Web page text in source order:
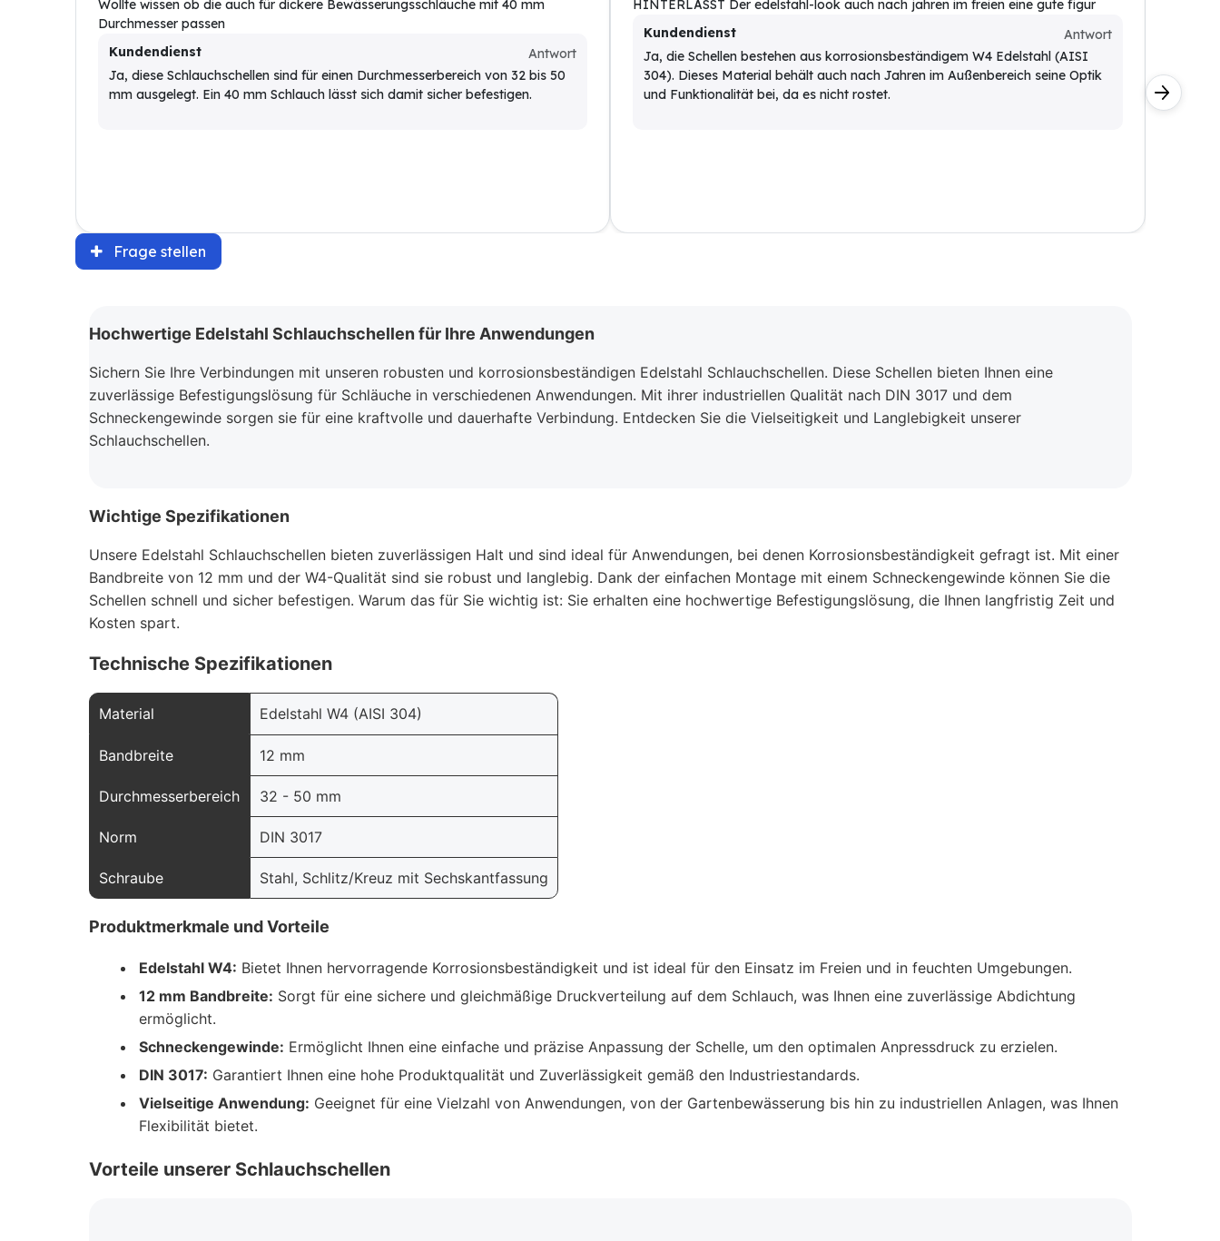
Wollte wissen ob die auch für dickere Bewässerungsschläuche mit 40 mm
Durchmesser passen
Kundendienst
Antwort
Ja, diese Schlauchschellen sind für einen Durchmesserbereich von 32 bis 50
mm ausgelegt. Ein 40 mm Schlauch lässt sich damit sicher befestigen.
HINTERLÄSST Der edelstahl-look auch nach jahren im freien eine gute figur
Kundendienst
Antwort
Ja, die Schellen bestehen aus korrosionsbeständigem W4 Edelstahl (AISI
304). Dieses Material behält auch nach Jahren im Außenbereich seine Optik
und Funktionalität bei, da es nicht rostet.
Frage stellen
Hochwertige Edelstahl Schlauchschellen für Ihre Anwendungen
Sichern Sie Ihre Verbindungen mit unseren robusten und korrosionsbeständigen Edelstahl Schlauchschellen. Diese Schellen bieten Ihnen eine
zuverlässige Befestigungslösung für Schläuche in verschiedenen Anwendungen. Mit ihrer industriellen Qualität nach DIN 3017 und dem
Schneckengewinde sorgen sie für eine kraftvolle und dauerhafte Verbindung. Entdecken Sie die Vielseitigkeit und Langlebigkeit unserer
Schlauchschellen.
Wichtige Spezifikationen
Unsere Edelstahl Schlauchschellen bieten zuverlässigen Halt und sind ideal für Anwendungen, bei denen Korrosionsbeständigkeit gefragt ist. Mit einer
Bandbreite von 12 mm und der W4-Qualität sind sie robust und langlebig. Dank der einfachen Montage mit einem Schneckengewinde können Sie die
Schellen schnell und sicher befestigen. Warum das für Sie wichtig ist: Sie erhalten eine hochwertige Befestigungslösung, die Ihnen langfristig Zeit und
Kosten spart.
Technische Spezifikationen
Material Edelstahl W4 (AISI 304)
Bandbreite 12 mm
Durchmesserbereich 32 - 50 mm
Norm DIN 3017
Schraube Stahl, Schlitz/Kreuz mit Sechskantfassung
Produktmerkmale und Vorteile
Edelstahl W4: Bietet Ihnen hervorragende Korrosionsbeständigkeit und ist ideal für den Einsatz im Freien und in feuchten Umgebungen.
12 mm Bandbreite: Sorgt für eine sichere und gleichmäßige Druckverteilung auf dem Schlauch, was Ihnen eine zuverlässige Abdichtung
ermöglicht.
Schneckengewinde: Ermöglicht Ihnen eine einfache und präzise Anpassung der Schelle, um den optimalen Anpressdruck zu erzielen.
DIN 3017: Garantiert Ihnen eine hohe Produktqualität und Zuverlässigkeit gemäß den Industriestandards.
Vielseitige Anwendung: Geeignet für eine Vielzahl von Anwendungen, von der Gartenbewässerung bis hin zu industriellen Anlagen, was Ihnen
Flexibilität bietet.
Vorteile unserer Schlauchschellen